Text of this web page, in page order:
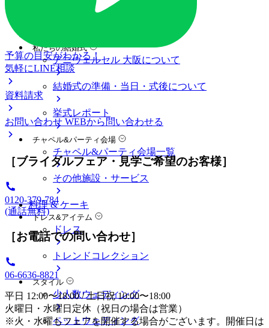
ブライダルフェアの基礎知識
私たちの結婚式
アニヴェルセル 大阪について
結婚式の準備・当日・式後について
挙式レポート
チャペル&パーティ会場
チャペル&パーティ会場一覧
その他施設・サービス
料理 & ケーキ
ドレス&アイテム
ドレス
トレンドコレクション
スタイル
少人数ウェディング
ペットウェディング
予算の目安がわかる！
気軽にLINE相談
資料請求
お問い合わせ WEBから問い合わせる
［ブライダルフェア・見学ご希望のお客様］
0120-379-784
(通話無料)
［お電話での問い合わせ］
06-6636-8821
平日 12:00〜18:00 / 土日祝 10:00〜18:00
火曜日・水曜日定休（祝日の場合は営業）
※火・水曜もフェアを開催する場合がございます。開催日は